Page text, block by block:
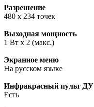
Разрешение
480 x 234 точек
Выходная мощность
1 Вт x 2 (макс.)
Экранное меню
На русском языке
Инфракрасный пульт ДУ
Есть